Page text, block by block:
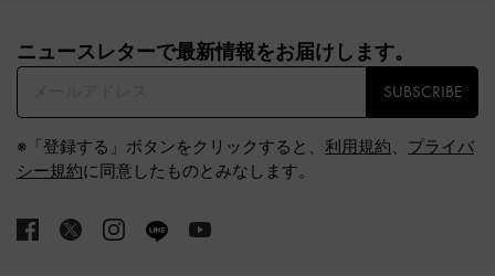
ニュースレターで最新情報をお届けします。​
SUBSCRIBE
※「登録する」ボタンをクリックすると、 利用規約、 プライバ
シー規約に同意したものとみなします。